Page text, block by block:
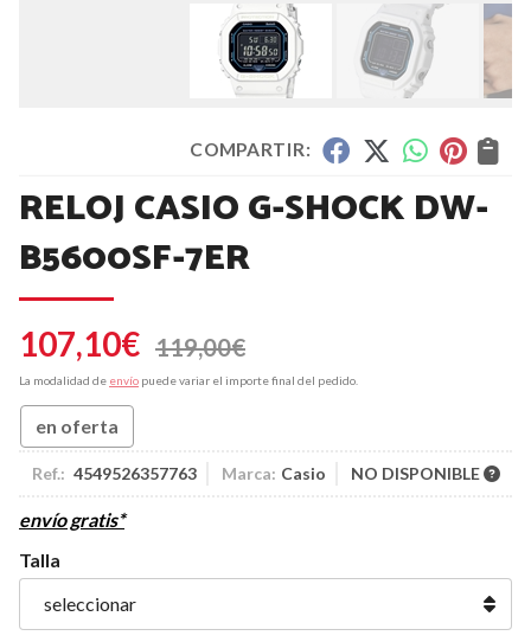
COMPARTIR:
RELOJ CASIO G-SHOCK DW-
B5600SF-7ER
107,10€ 119,00€
La modalidad de envío puede variar el importe final del pedido.
en oferta
Ref.: 4549526357763 Marca: Casio NO DISPONIBLE
envío gratis*
Talla